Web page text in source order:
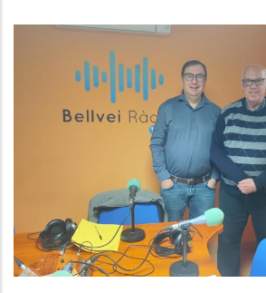
Baix Penedès Al Dia
Maria Diu, Responsable
D'Ocupació, Promoció
I Turisme
Altres
Ocupació
Turisme